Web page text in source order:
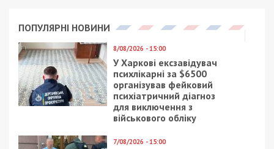
ПОПУЛЯРНІ НОВИНИ
8/08/2026 - 15:00
У Харкові ексзавідувач
психлікарні за $6500
організував фейковий
психіатричний діагноз
для виключення з
військового обліку
7/08/2026 - 15:00